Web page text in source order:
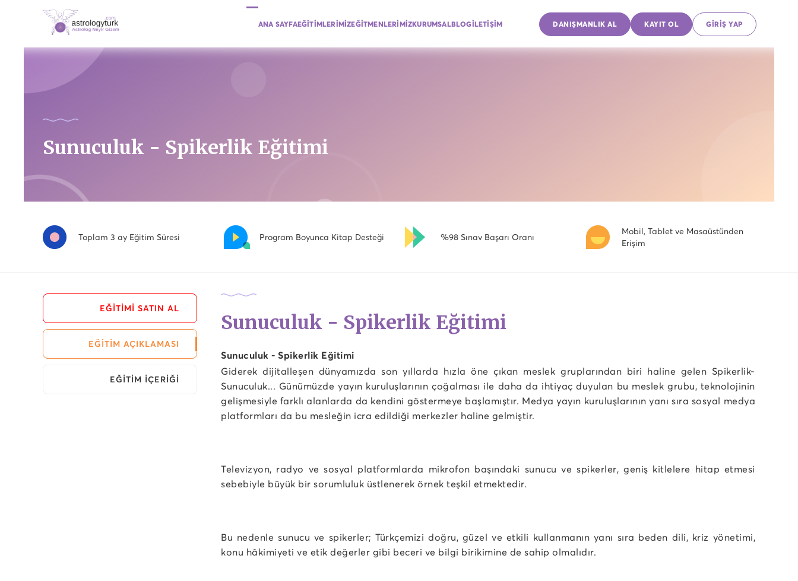
DANIŞMANLIK AL KAYIT OL GİRİŞ YAP
ANA SAYFAEĞİTİMLERİMİZEĞİTMENLERİMİZKURUMSALBLOGİLETİŞİM
Sunuculuk - Spikerlik Eğitimi
Toplam 3 ay Eğitim Süresi Program Boyunca Kitap Desteği %98 Sınav Başarı Oranı
Mobil, Tablet ve Masaüstünden
Erişim
EĞİTİMİ SATIN AL
EĞİTİM AÇIKLAMASI
EĞİTİM İÇERİĞİ
Sunuculuk - Spikerlik Eğitimi
Sunuculuk - Spikerlik Eğitimi
Giderek dijitalleşen dünyamızda son yıllarda hızla öne çıkan meslek gruplarından biri haline gelen Spikerlik-
Sunuculuk... Günümüzde yayın kuruluşlarının çoğalması ile daha da ihtiyaç duyulan bu meslek grubu, teknolojinin
gelişmesiyle farklı alanlarda da kendini göstermeye başlamıştır. Medya yayın kuruluşlarının yanı sıra sosyal medya
platformları da bu mesleğin icra edildiği merkezler haline gelmiştir.
Televizyon, radyo ve sosyal platformlarda mikrofon başındaki sunucu ve spikerler, geniş kitlelere hitap etmesi
sebebiyle büyük bir sorumluluk üstlenerek örnek teşkil etmektedir.
Bu nedenle sunucu ve spikerler; Türkçemizi doğru, güzel ve etkili kullanmanın yanı sıra beden dili, kriz yönetimi,
konu hâkimiyeti ve etik değerler gibi beceri ve bilgi birikimine de sahip olmalıdır.